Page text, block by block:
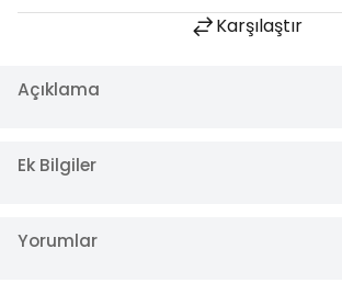
Karşılaştır
Açıklama
Ek Bilgiler
Yorumlar